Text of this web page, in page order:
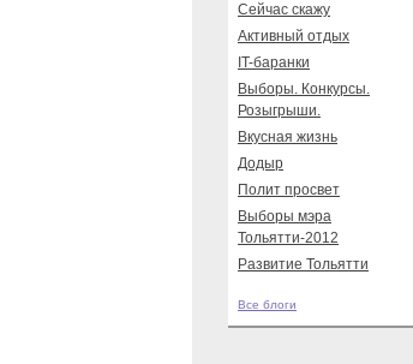
Сейчас скажу
Активный отдых
IT-баранки
Выборы. Конкурсы.
Розыгрыши.
Вкусная жизнь
Додыр
Полит просвет
Выборы мэра
Тольятти-2012
Развитие Тольятти
Все блоги